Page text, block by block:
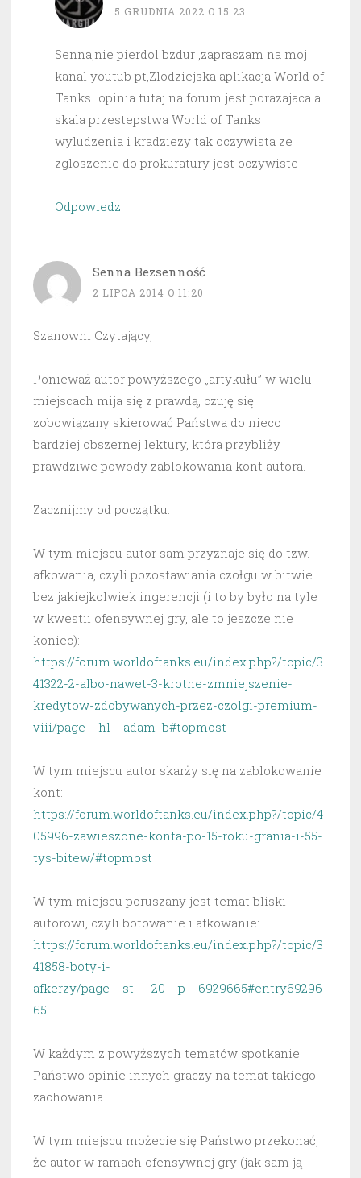
5 GRUDNIA 2022 O 15:23
Senna,nie pierdol bzdur ,zapraszam na moj
kanal youtub pt,Zlodziejska aplikacja World of
Tanks…opinia tutaj na forum jest porazajaca a
skala przestepstwa World of Tanks
wyludzenia i kradziezy tak oczywista ze
zgloszenie do prokuratury jest oczywiste
Odpowiedz
Senna Bezsenność
2 LIPCA 2014 O 11:20
Szanowni Czytający,
Ponieważ autor powyższego „artykułu” w wielu
miejscach mija się z prawdą, czuję się
zobowiązany skierować Państwa do nieco
bardziej obszernej lektury, która przybliży
prawdziwe powody zablokowania kont autora.
Zacznijmy od początku.
W tym miejscu autor sam przyznaje się do tzw.
afkowania, czyli pozostawiania czołgu w bitwie
bez jakiejkolwiek ingerencji (i to by było na tyle
w kwestii ofensywnej gry, ale to jeszcze nie
koniec):
https://forum.worldoftanks.eu/index.php?/topic/3
41322-2-albo-nawet-3-krotne-zmniejszenie-
kredytow-zdobywanych-przez-czolgi-premium-
viii/page__hl__adam_b#topmost
W tym miejscu autor skarży się na zablokowanie
kont:
https://forum.worldoftanks.eu/index.php?/topic/4
05996-zawieszone-konta-po-15-roku-grania-i-55-
tys-bitew/#topmost
W tym miejscu poruszany jest temat bliski
autorowi, czyli botowanie i afkowanie:
https://forum.worldoftanks.eu/index.php?/topic/3
41858-boty-i-
afkerzy/page__st__-20__p__6929665#entry69296
65
W każdym z powyższych tematów spotkanie
Państwo opinie innych graczy na temat takiego
zachowania.
W tym miejscu możecie się Państwo przekonać,
że autor w ramach ofensywnej gry (jak sam ją